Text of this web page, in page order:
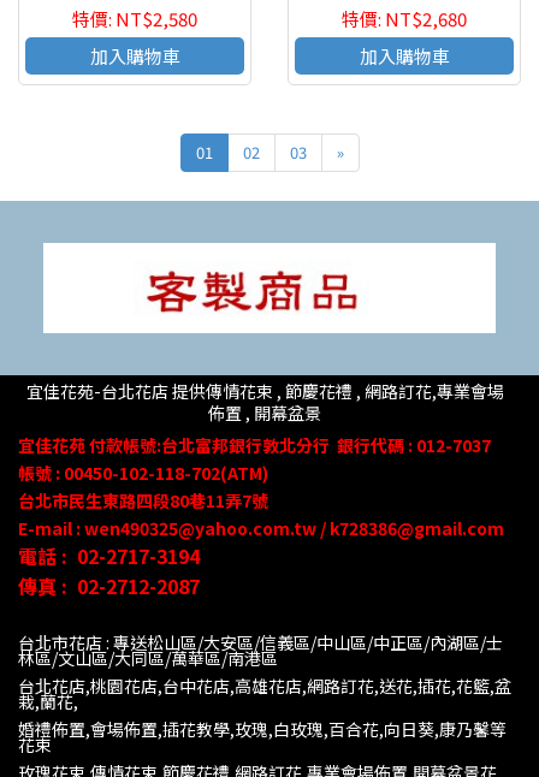
特價: NT$2,580
加入購物車
特價: NT$2,680
加入購物車
01 02 03 »
宜佳花苑-台北花店 提供傳情花束 , 節慶花禮 , 網路訂花,專業會場
佈置 , 開幕盆景
宜佳花苑付款帳號:台北富邦銀行敦北分行 銀行代碼 : 012-7037
帳號 : 00450-102-118-702(ATM)
台北市民生東路四段80巷11弄7號
E-mail : wen490325@yahoo.com.tw / k728386@gmail.com
電話 : 02-2717-3194
傳真 : 02-2712-2087
台北市花店 : 專送松山區/大安區/信義區/中山區/中正區/內湖區/士
林區/文山區/大同區/萬華區/南港區
台北花店,桃園花店,台中花店,高雄花店,網路訂花,送花,插花,花籃,盆
栽,蘭花,
婚禮佈置,會場佈置,插花教學,玫瑰,白玫瑰,百合花,向日葵,康乃馨等
花束